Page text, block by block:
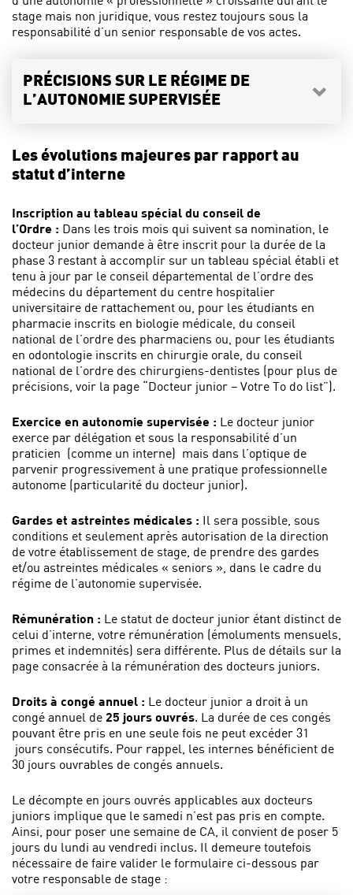
stage mais non juridique, vous restez toujours sous la
responsabilité d’un senior responsable de vos actes.
PRÉCISIONS SUR LE RÉGIME DE
L’AUTONOMIE SUPERVISÉE
Les évolutions majeures par rapport au
statut d’interne
Inscription au tableau spécial du conseil de
l’Ordre : Dans les trois mois qui suivent sa nomination, le
docteur junior demande à être inscrit pour la durée de la
phase 3 restant à accomplir sur un tableau spécial établi et
tenu à jour par le conseil départemental de l’ordre des
médecins du département du centre hospitalier
universitaire de rattachement ou, pour les étudiants en
pharmacie inscrits en biologie médicale, du conseil
national de l’ordre des pharmaciens ou, pour les étudiants
en odontologie inscrits en chirurgie orale, du conseil
national de l’ordre des chirurgiens-dentistes (pour plus de
précisions, voir la page “Docteur junior – Votre To do list”).
Exercice en autonomie supervisée : Le docteur junior
exerce par délégation et sous la responsabilité d’un
praticien (comme un interne) mais dans l’optique de
parvenir progressivement à une pratique professionnelle
autonome (particularité du docteur junior).
Gardes et astreintes médicales : Il sera possible, sous
conditions et seulement après autorisation de la direction
de votre établissement de stage, de prendre des gardes
et/ou astreintes médicales « seniors », dans le cadre du
régime de l’autonomie supervisée.
Rémunération : Le statut de docteur junior étant distinct de
celui d’interne, votre rémunération (émoluments mensuels,
primes et indemnités) sera différente. Plus de détails sur la
page consacrée à la rémunération des docteurs juniors.
Droits à congé annuel : Le docteur junior a droit à un
congé annuel de 25 jours ouvrés. La durée de ces congés
pouvant être pris en une seule fois ne peut excéder 31
jours consécutifs. Pour rappel, les internes bénéficient de
30 jours ouvrables de congés annuels.
Le décompte en jours ouvrés applicables aux docteurs
juniors implique que le samedi n’est pas pris en compte.
Ainsi, pour poser une semaine de CA, il convient de poser 5
jours du lundi au vendredi inclus. Il demeure toutefois
nécessaire de faire valider le formulaire ci-dessous par
votre responsable de stage :